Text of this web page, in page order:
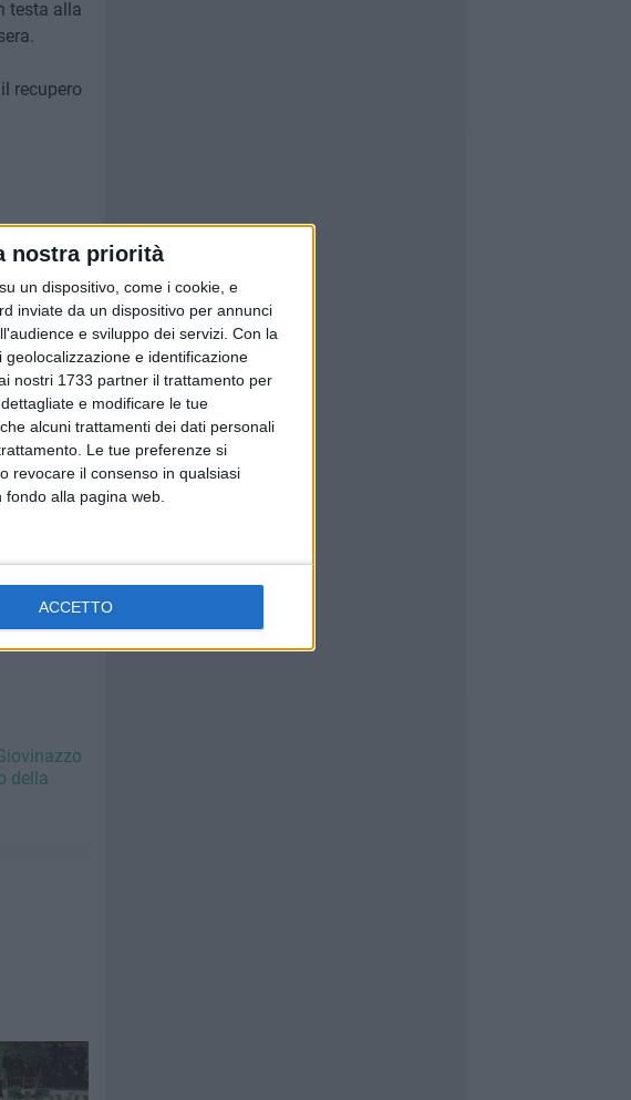
nostra priorità
un dispositivo, come i cookie, e
inviate da un dispositivo per annunci
e sviluppo dei servizi. Con la
e identificazione
nostri 1733 partner il trattamento per
e modificare le tue
alcuni trattamenti dei dati personali
Le tue preferenze si
revocare il consenso in qualsiasi
alla pagina web.
ACCETTO
testa alla
recupero
della